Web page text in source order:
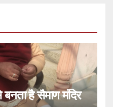
है सैमाण मंदिर